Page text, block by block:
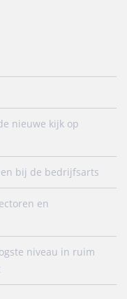
nieuwe kijk op
bij de bedrijfsarts
en
niveau in ruim